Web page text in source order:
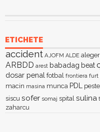
ETICHETE
accident AJOFM ALDE
ARBDD arest babadag beat
dosar penal fotbal frontiera furt
macin masina munca PDL peste
siscu sofer somaj spital sulina
zaharcu